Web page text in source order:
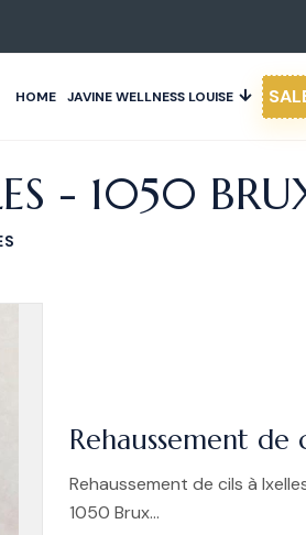
HOME JAVINE WELLNESS LOUISE
- 1050
Rehaussement de
Rehaussement de cils à
1050 Brux...